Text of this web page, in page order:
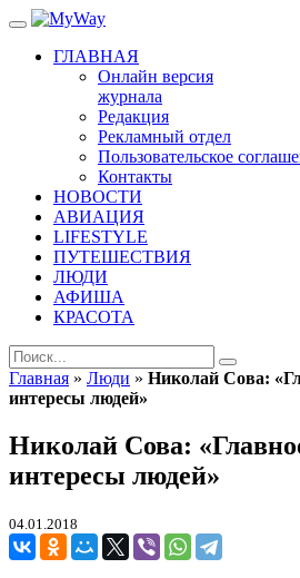
ГЛАВНАЯ
Онлайн версия
журнала
Редакция
Рекламный отдел
Пользовательское
Контакты
НОВОСТИ
АВИАЦИЯ
LIFESTYLE
ПУТЕШЕСТВИЯ
ЛЮДИ
АФИША
КРАСОТА
Главная » Люди » Николай Сова:
интересы людей»
Николай Сова:
интересы людей»
04.01.2018